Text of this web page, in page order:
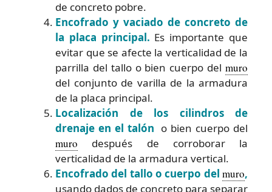
de concreto pobre.
Encofrado y vaciado de concreto de
la placa principal. Es importante que
evitar que se afecte la verticalidad de la
parrilla del tallo o bien cuerpo del muro
del conjunto de varilla de la armadura
de la placa principal.
Localización de los cilindros de
drenaje en el talón o bien cuerpo del
muro después de corroborar la
verticalidad de la armadura vertical.
Encofrado del tallo o cuerpo del muro,
usando dados de concreto para separar